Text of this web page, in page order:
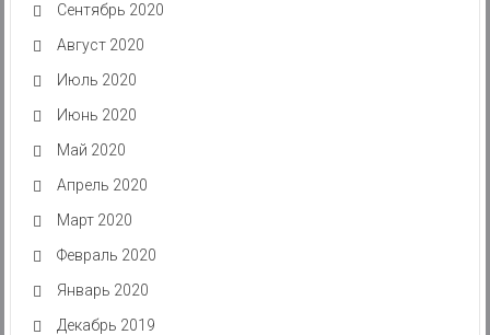
Сентябрь 2020
Август 2020
Июль 2020
Июнь 2020
Май 2020
Апрель 2020
Март 2020
Февраль 2020
Январь 2020
Декабрь 2019